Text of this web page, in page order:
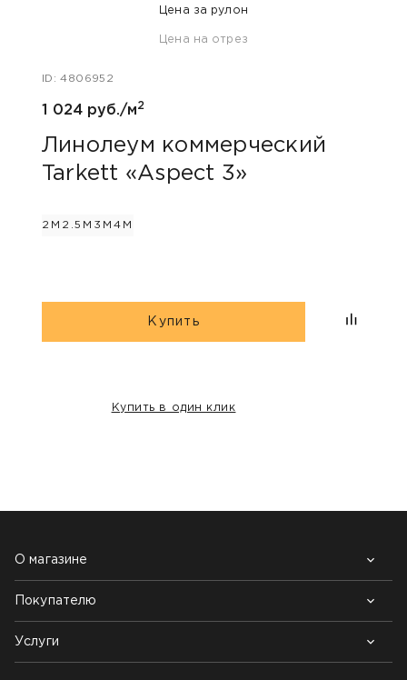
Цена за рулон
Цена на отрез
ID: 4806952
1 024 руб./м2
Линолеум коммерческий
Tarkett «Aspect 3»
2М 2.5М 3М 4М
Купить
Купить в один клик
О магазине
Почему выбирают нас
Контакты
Блог
Покупателю
Возврат товара
Как заказать
Услуги